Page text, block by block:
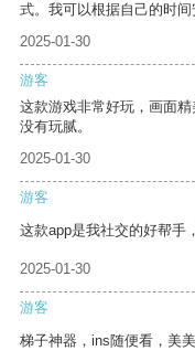
式。我可以根据自己的时间
2025-01-30
游客
这款游戏非常好玩，画面
没有玩腻。
2025-01-30
游客
这款app是我社交的好帮手
2025-01-30
游客
梯子神器，ins随便看，美美